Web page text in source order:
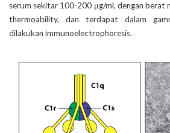
serum sekitar 100-200 μg/ml, dengan berat
thermoability, dan terdapat dalam
dilakukan immunoelectrophoresis.